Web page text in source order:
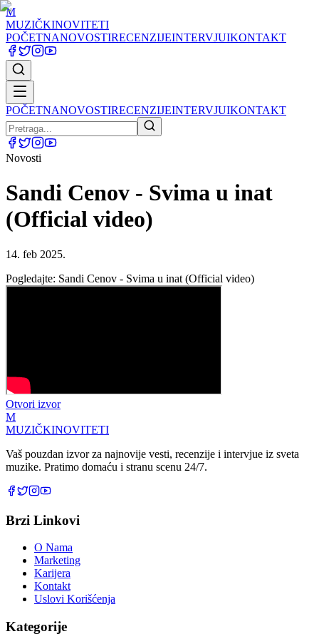
M
MUZIČKINOVITETI
POČETNANOVOSTIRECENZIJEINTERVJUIKONTAKT
POČETNANOVOSTIRECENZIJEINTERVJUIKONTAKT
Novosti
Sandi Cenov - Svima u inat
(Official video)
14. feb 2025.
Pogledajte: Sandi Cenov - Svima u inat (Official video)
Otvori izvor
M
MUZIČKINOVITETI
Vaš pouzdan izvor za najnovije vesti, recenzije i intervjue iz sveta
muzike. Pratimo domaću i stranu scenu 24/7.
Brzi Linkovi
O Nama
Marketing
Karijera
Kontakt
Uslovi Korišćenja
Kategorije